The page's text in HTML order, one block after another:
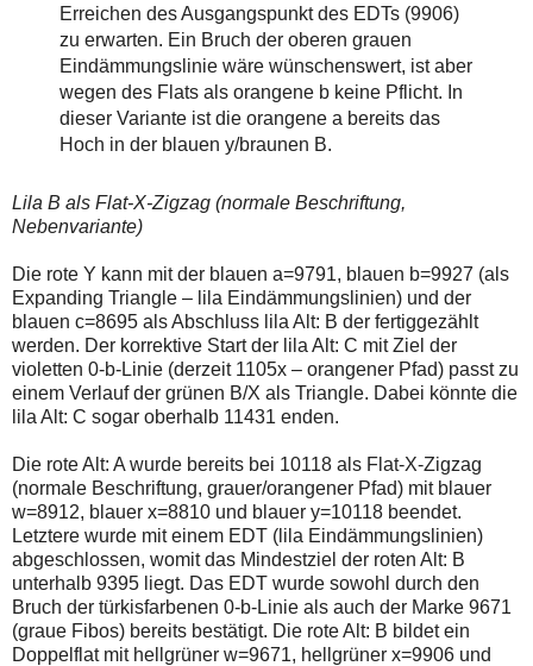
Erreichen des Ausgangspunkt des EDTs (9906)
zu erwarten. Ein Bruch der oberen grauen
Eindämmungslinie wäre wünschenswert, ist aber
wegen des Flats als orangene b keine Pflicht. In
dieser Variante ist die orangene a bereits das
Hoch in der blauen y/braunen B.
Lila B als Flat-X-Zigzag (normale Beschriftung,
Nebenvariante)
Die rote Y kann mit der blauen a=9791, blauen b=9927 (als
Expanding Triangle – lila Eindämmungslinien) und der
blauen c=8695 als Abschluss lila Alt: B der fertiggezählt
werden. Der korrektive Start der lila Alt: C mit Ziel der
violetten 0-b-Linie (derzeit 1105x – orangener Pfad) passt zu
einem Verlauf der grünen B/X als Triangle. Dabei könnte die
lila Alt: C sogar oberhalb 11431 enden.
Die rote Alt: A wurde bereits bei 10118 als Flat-X-Zigzag
(normale Beschriftung, grauer/orangener Pfad) mit blauer
w=8912, blauer x=8810 und blauer y=10118 beendet.
Letztere wurde mit einem EDT (lila Eindämmungslinien)
abgeschlossen, womit das Mindestziel der roten Alt: B
unterhalb 9395 liegt. Das EDT wurde sowohl durch den
Bruch der türkisfarbenen 0-b-Linie als auch der Marke 9671
(graue Fibos) bereits bestätigt. Die rote Alt: B bildet ein
Doppelflat mit hellgrüner w=9671, hellgrüner x=9906 und